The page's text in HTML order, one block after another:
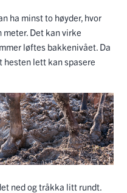
ha minst to høyder, hvor
meter. Det kan virke
løftes bakkenivået. Da
hesten lett kan spasere
ned og tråkka litt rundt.